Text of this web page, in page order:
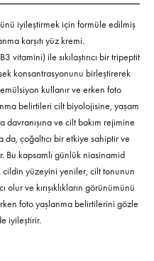
iyileştirmek için formüle edilmiş
karşıtı yüz kremi.
ile sıkılaştırıcı bir tripeptit
konsantrasyonunu birleştirerek
kullanır ve erken foto
belirtileri cilt biyolojisine, yaşam
ve cilt bakım rejimine
çoğaltıcı bir etkiye sahiptir ve
Bu kapsamlı günlük niasinamid
yüzeyini yeniler, cilt tonunun
ve kırışıklıkların görünümünü
foto yaşlanma belirtilerini gözle
iyileştirir.